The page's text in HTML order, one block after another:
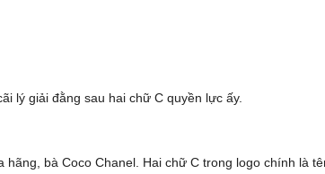
lý giải đằng sau hai chữ C quyền lực ấy.
bà Coco Chanel. Hai chữ C trong logo chính là